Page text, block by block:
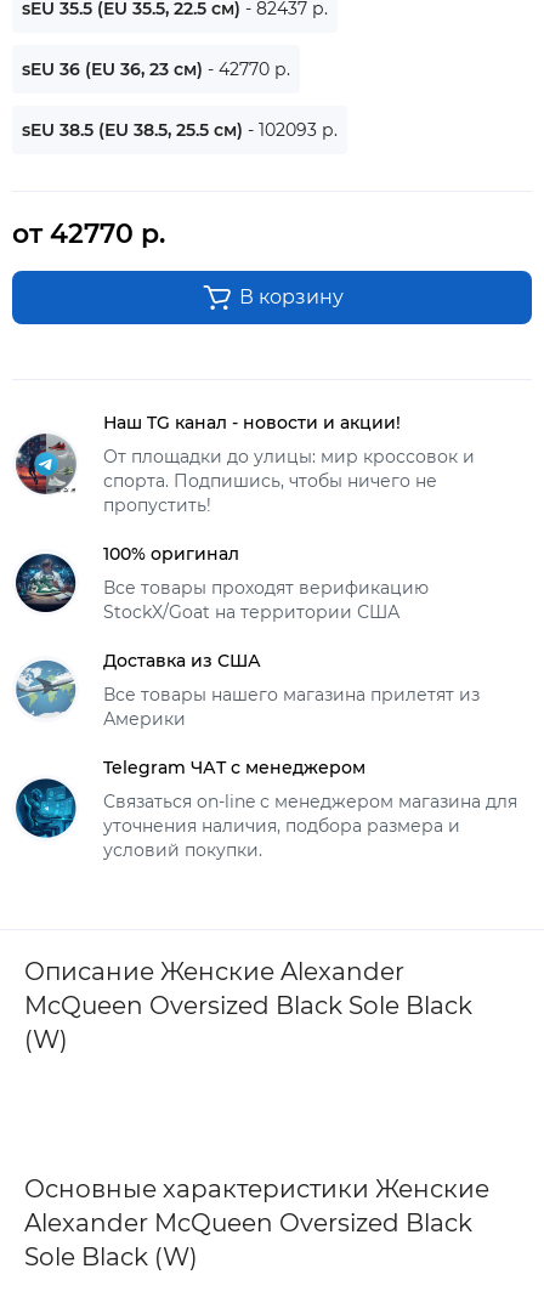
sEU 35.5 (EU 35.5, 22.5 см) - 82437 р.
sEU 36 (EU 36, 23 см) - 42770 р.
sEU 38.5 (EU 38.5, 25.5 см) - 102093 р.
от 42770 р.
В корзину
Наш TG канал - новости и акции!
От площадки до улицы: мир кроссовок и
спорта. Подпишись, чтобы ничего не
пропустить!
100% оригинал
Все товары проходят верификацию
StockX/Goat на территории США
Доставка из США
Все товары нашего магазина прилетят из
Америки
Telegram ЧАТ с менеджером
Связаться on-line с менеджером магазина для
уточнения наличия, подбора размера и
условий покупки.
Описание Женские Alexander
McQueen Oversized Black Sole Black
(W)
Основные характеристики Женские
Alexander McQueen Oversized Black
Sole Black (W)